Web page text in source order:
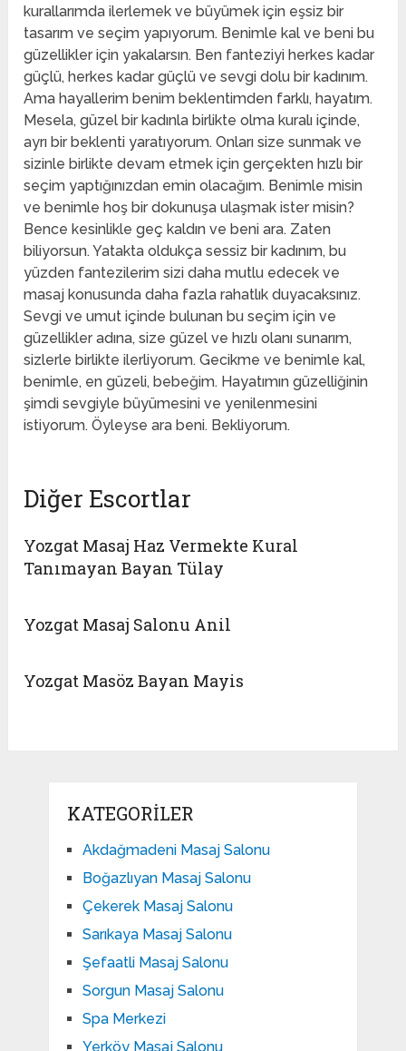
kurallarımda ilerlemek ve büyümek için eşsiz bir
tasarım ve seçim yapıyorum. Benimle kal ve beni bu
güzellikler için yakalarsın. Ben fanteziyi herkes kadar
güçlü, herkes kadar güçlü ve sevgi dolu bir kadınım.
Ama hayallerim benim beklentimden farklı, hayatım.
Mesela, güzel bir kadınla birlikte olma kuralı içinde,
ayrı bir beklenti yaratıyorum. Onları size sunmak ve
sizinle birlikte devam etmek için gerçekten hızlı bir
seçim yaptığınızdan emin olacağım. Benimle misin
ve benimle hoş bir dokunuşa ulaşmak ister misin?
Bence kesinlikle geç kaldın ve beni ara. Zaten
biliyorsun. Yatakta oldukça sessiz bir kadınım, bu
yüzden fantezilerim sizi daha mutlu edecek ve
masaj konusunda daha fazla rahatlık duyacaksınız.
Sevgi ve umut içinde bulunan bu seçim için ve
güzellikler adına, size güzel ve hızlı olanı sunarım,
sizlerle birlikte ilerliyorum. Gecikme ve benimle kal,
benimle, en güzeli, bebeğim. Hayatımın güzelliğinin
şimdi sevgiyle büyümesini ve yenilenmesini
istiyorum. Öyleyse ara beni. Bekliyorum.
Diğer Escortlar
Yozgat Masaj Haz Vermekte Kural
Tanımayan Bayan Tülay
Yozgat Masaj Salonu Anil
Yozgat Masöz Bayan Mayis
KATEGORILER
Akdağmadeni Masaj Salonu
Boğazlıyan Masaj Salonu
Çekerek Masaj Salonu
Sarıkaya Masaj Salonu
Şefaatli Masaj Salonu
Sorgun Masaj Salonu
Spa Merkezi
Yerköy Masaj Salonu